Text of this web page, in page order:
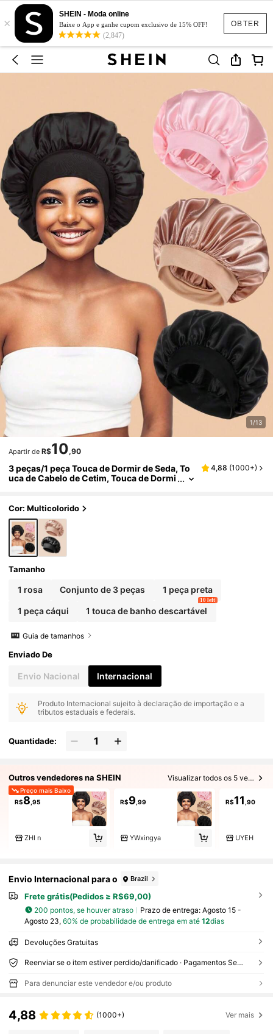
OBTER
×
SHEIN - Moda online
Baixe o App e ganhe cupom exclusivo de 15% OFF!
(2,847)
1/13
Apartir de R$10,90
3 peças/1 peça Touca de Dormir de Seda, To
uca de Cabelo de Cetim, Touca de Dormi
s, Touca de Dormir de Cetim Elástica de Cor
Sólida com Aba Larga para Mulheres, Touca
de Cabelo Diária Casual Confortável e Respir
ável, Touca de Dormir Escolar
4,88 (1000+)
Cor: Multicolorido
Tamanho
1 rosa Conjunto de 3 peças 1 peça preta
1 peça cáqui 1 touca de banho descartável
10 left
Guia de tamanhos
Enviado De
Envio Nacional Internacional
Produto Internacional sujeito à declaração de importação e a
tributos estaduais e federais.
Quantidade:
Outros vendedores na SHEIN Visualizar todos os 5 vendedores
Preço mais Baixo
R$8 ,95
ZHI n
R$9 ,99
YWxingya
R$11 ,90
UYEH
Envio Internacional para o Brazil
Frete grátis(Pedidos ≥ R$69,00)
200 pontos, se houver atraso Prazo de entrega: Agosto 15 -
Agosto 23, 60% de probabilidade de entrega em até 12dias
Devoluções Gratuitas
Reenviar se o item estiver perdido/danificado · Pagamentos Seguros · Proteção de privacidade
Para denunciar este vendedor e/ou produto
4,88 (1000+) Ver mais